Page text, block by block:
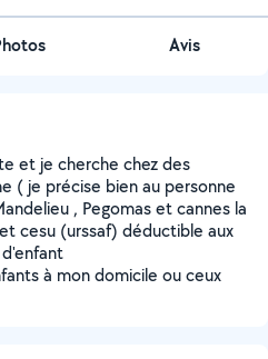
Avis
et je cherche chez des
( je précise bien au personne
, Pegomas et cannes la
cesu (urssaf) déductible aux
à mon domicile ou ceux